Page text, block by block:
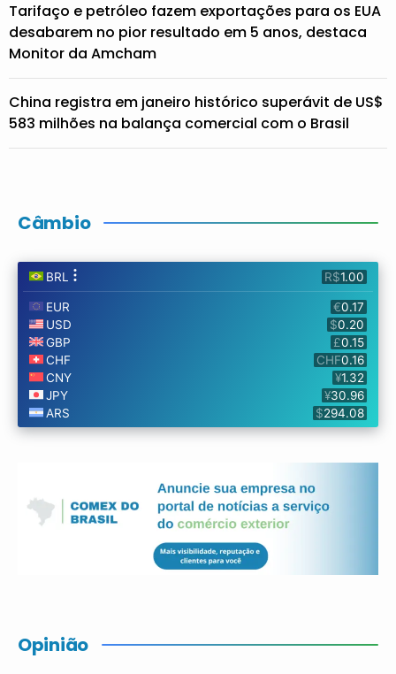
Tarifaço e petróleo fazem exportações para os EUA
desabarem no pior resultado em 5 anos, destaca
Monitor da Amcham
China registra em janeiro histórico superávit de US$
583 milhões na balança comercial com o Brasil
Câmbio
Opinião